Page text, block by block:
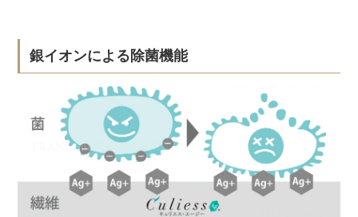
銀イオンによる除菌機能